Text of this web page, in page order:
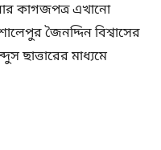
কাগজপত্র এখানো
জৈনদ্দিন বিশ্বাসের
ছাত্তারের মাধ্যমে